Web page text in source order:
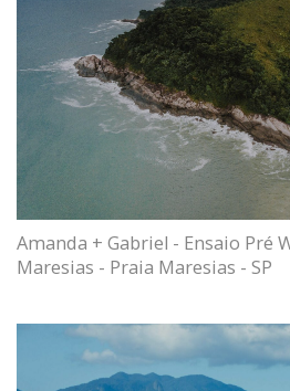
Amanda + Gabriel - Ensaio Pré
Maresias - Praia Maresias - SP